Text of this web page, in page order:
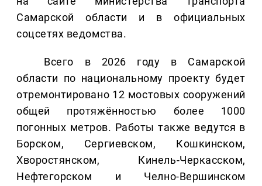
Самарской области и в официальных
соцсетях ведомства.
Всего в 2026 году в Самарской
области по национальному проекту будет
отремонтировано 12 мостовых сооружений
общей протяжённостью более 1000
погонных метров. Работы также ведутся в
Борском, Сергиевском, Кошкинском,
Хворостянском, Кинель-Черкасском,
Нефтегорском и Челно-Вершинском